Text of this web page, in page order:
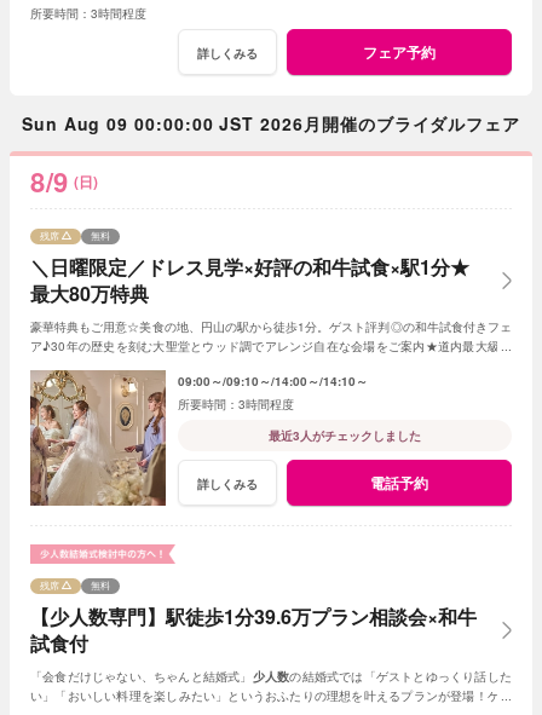
3時間程度
詳しくみる フェア予約
Sun Aug 09 00:00:00 JST 2026月開催のブライダルフェア
8/9 (日)
＼日曜限定／ドレス見学×好評の和牛試食×駅1分★
最大80万特典
残席 無料
豪華特典もご用意☆美食の地、円山の駅から徒歩1分。ゲスト評判◎の和牛試食付きフェ
ア♪30年の歴史を刻む大聖堂とウッド調でアレンジ自在な会場をご案内★道内最大級の
09:00～ 09:10～ 14:00～ 14:10～
3時間程度
最近3人がチェックしました
詳しくみる 電話予約
【少人数専門】駅徒歩1分39.6万プラン相談会×和牛
試食付
残席 無料
「会食だけじゃない、ちゃんと結婚式」 少人数の結婚式では「ゲストとゆっくり話した
い」「おいしい料理を楽しみたい」というおふたりの理想を叶えるプランが登場！ゲス